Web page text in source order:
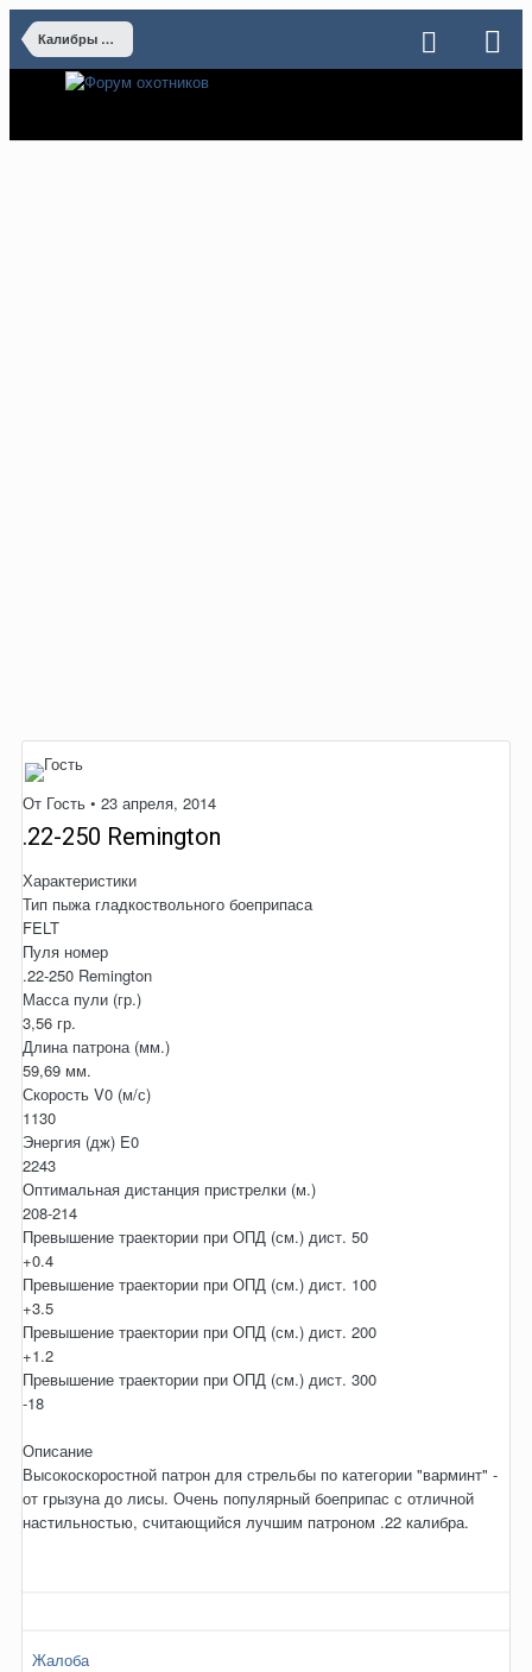
Калибры нарезного охотничьего оружия
От Гость • 23 апреля, 2014
.22-250 Remington
Характеристики
Тип пыжа гладкоствольного боеприпаса
FELT
Пуля номер
.22-250 Remington
Масса пули (гр.)
3,56 гр.
Длина патрона (мм.)
59,69 мм.
Скорость V0 (м/с)
1130
Энергия (дж) E0
2243
Оптимальная дистанция пристрелки (м.)
208-214
Превышение траектории при ОПД (см.) дист. 50
+0.4
Превышение траектории при ОПД (см.) дист. 100
+3.5
Превышение траектории при ОПД (см.) дист. 200
+1.2
Превышение траектории при ОПД (см.) дист. 300
-18
Описание
Высокоскоростной патрон для стрельбы по категории "варминт" -
от грызуна до лисы. Очень популярный боеприпас с отличной
настильностью, считающийся лучшим патроном .22 калибра.
Жалоба